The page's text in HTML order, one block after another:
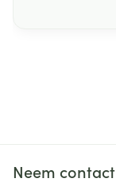
Neem